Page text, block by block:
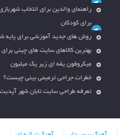
راهنمای والدین برای انتخاب
برای کودکان
روش های جدید آموزشی برای پایه
بهترین کالاهای سایت های چینی
میکروفون یقه ای زیر یک میلیون
خطرات جراحی ترمیمی بینی چیست؟
تعرفه طراحی سایت تابان شهر